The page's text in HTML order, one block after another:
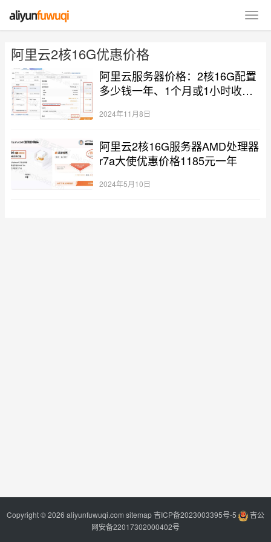
阿里云2核16G优惠价格
阿里云服务器价格：2核16G配置
多少钱一年、1个月或1小时收费
2024年11月8日
阿里云2核16G服务器AMD处理器
r7a大使优惠价格1185元一年
2024年5月10日
Copyright © 2026 aliyunfuwuqi.com sitemap吉ICP备2023003395号-5
吉公
网安备22017302000402号